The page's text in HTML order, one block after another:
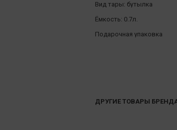
Вид тары: бутылка
Ёмкость: 0.7л.
Подарочная упаковка
ДРУГИЕ ТОВАРЫ